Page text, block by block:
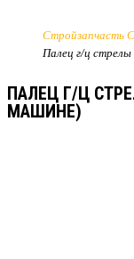
Стройзапчасть
Палец г/ц
ПАЛЕЦ Г/Ц
МАШИНЕ)